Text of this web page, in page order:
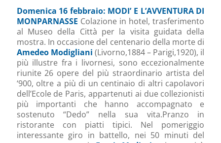
Domenica 16 febbraio: MODI’ E L’AVVENTURA DI
MONPARNASSE Colazione in hotel, trasferimento
al Museo della Città per la visita guidata della
mostra. In occasione del centenario della morte di
Amedeo Modigliani (Livorno,1884 – Parigi,1920), il
più illustre fra i livornesi, sono eccezionalmente
riunite 26 opere del più straordinario artista del
‘900, oltre a più di un centinaio di altri capolavori
dell’Ecole de Paris, appartenuti ai due collezionisti
più importanti che hanno accompagnato e
sostenuto “Dedo” nella sua vita.Pranzo in
ristorante con piatti tipici. Nel pomeriggio
interessante giro in battello, nei 50 minuti del